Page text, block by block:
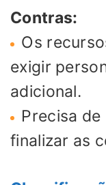
Contras:
Os
exigir
adicional.
Precisa
finalizar as